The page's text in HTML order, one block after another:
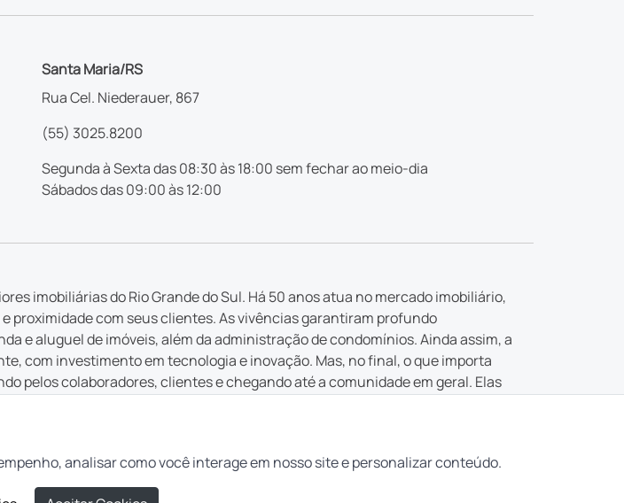
Santa Maria/RS
Rua Cel. Niederauer, 867
(55) 3025.8200
Segunda à Sexta das 08:30 às 18:00 sem fechar ao meio-dia
Sábados das 09:00 às 12:00
imobiliárias do Rio Grande do Sul. Há 50 anos atua no mercado imobiliário,
proximidade com seus clientes. As vivências garantiram profundo
e aluguel de imóveis, além da administração de condomínios. Ainda assim, a
com investimento em tecnologia e inovação. Mas, no final, o que importa
pelos colaboradores, clientes e chegando até a comunidade em geral. Elas
analisar como você interage em nosso site e personalizar conteúdo.